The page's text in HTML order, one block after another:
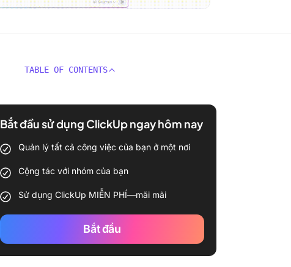
TABLE OF CONTENTS
Bắt đầu sử dụng ClickUp ngay hôm nay
Quản lý tất cả công việc của bạn ở một nơi
Cộng tác với nhóm của bạn
Sử dụng ClickUp MIỄN PHÍ—mãi mãi
Bắt đầu